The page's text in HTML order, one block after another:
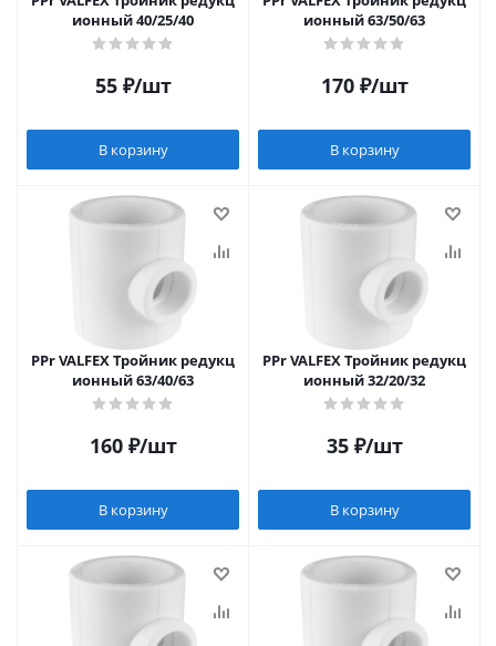
ионный 40/25/40
55₽/шт
В корзину
ионный 63/50/63
170₽/шт
В корзину
PPr VALFEX Тройник редукц
ионный 63/40/63
160₽/шт
В корзину
PPr VALFEX Тройник редукц
ионный 32/20/32
35₽/шт
В корзину